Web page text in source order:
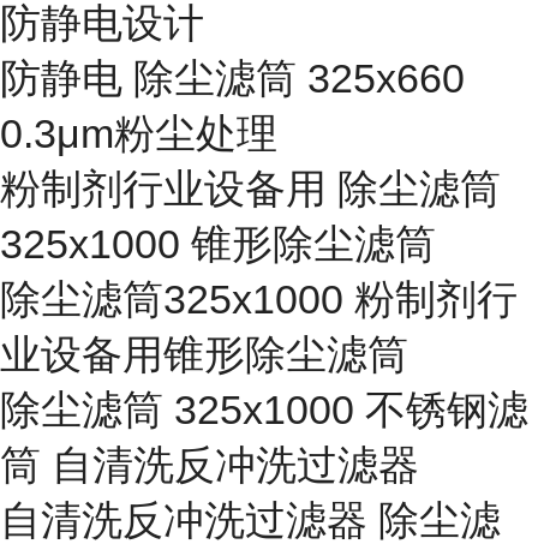
防静电设计
防静电 除尘滤筒 325x660
0.3μm粉尘处理
粉制剂行业设备用 除尘滤筒
325x1000 锥形除尘滤筒
除尘滤筒325x1000 粉制剂行
业设备用锥形除尘滤筒
除尘滤筒 325x1000 不锈钢滤
筒 自清洗反冲洗过滤器
自清洗反冲洗过滤器 除尘滤